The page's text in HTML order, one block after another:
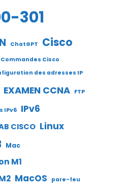
301
ChatGPT Cisco
Commandes Cisco
des adresses IP
EXAMEN CCNA FTP
IPv6 IPv6
CISCO Linux
Mac
M1
MacOS pare-feu